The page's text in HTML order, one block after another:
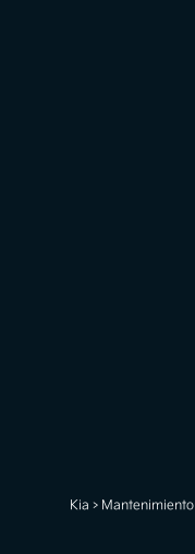
Kia > Mantenimiento